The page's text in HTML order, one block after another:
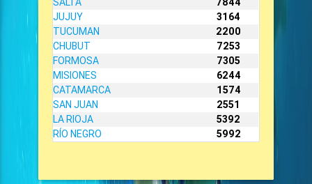
JUJUY
3164
TUCUMAN
2200
CHUBUT
7253
FORMOSA
7305
MISIONES
6244
CATAMARCA
1574
SAN JUAN
2551
LA RIOJA
5392
RÍO NEGRO
5992